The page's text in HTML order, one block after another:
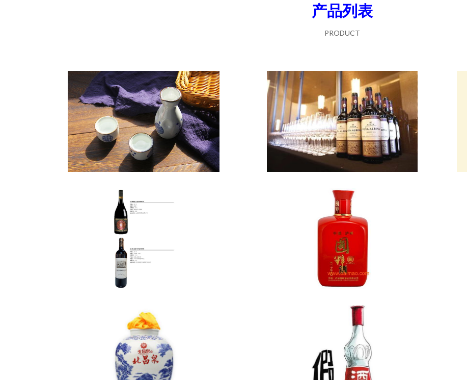
产品列表
PRODUCT